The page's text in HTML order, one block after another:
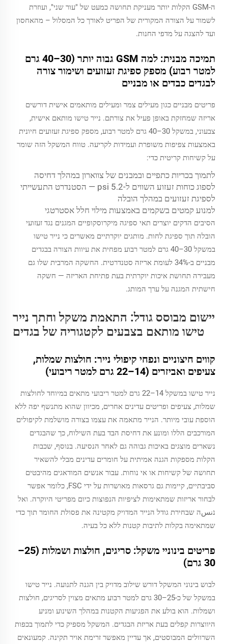
ה-GSM הקלות יותר מעניקת תחושה כמעט של "עור שני", ועוזרת
לשמור על הצורה המקורית של הפריט לאורך כל המסלול – מהאחסון
ועד להצגה על מדפי החנות.
תמיכה מבנית: למה GSM גבוה יותר (30–40 גרם
למטר רבוע) מספק ספיגת זעזועים ושימור צורה
לבגדים כבדים או מבניים
פריטים מבניים כגון מעילים צמר ומעילים מותאמים אישית דורשים
אריזה שמחזקת באופן פעיל את צורתם. נייר טישו מותאם אישית,
צבעוני, במשקל 30–40 גרם למטר רבוע, מספק ספיגת זעזועים חיונית
באמצעות צפיפות משופרת ועמידות לקריעה. טווח המשקל הזה שומר
על קשיחות קריטית כדי:
לתמוך בכריות כתפיים ובמבנים של צווארון במהלך דחיסה
לספוג כוחות זעזוע השווים ל-5.2 psi — הסטנדרט התעשייתי
לספיגת זעזועים במהלך הובלה
למנוע קמטים בשקמים באמצעות מילוי חלל אסטרטגי
הסיבים הדקים יוצרים תאי ספיגה מיקרוסקופיים המגנים נגד זעזועי
הובלה תוך ספיגת לחות. מותגים יוקרתיים מאשרים כי נייר טישו
במשקל 30–40 גרם למטר רבוע מפחית את עיוות הצורה בבגדים
מבניים ב-34% לעומת אריזה סטנדרטית. החשקה המרבית שלו גם
מעבירה תחושת איכות יוקרתית בעת פתיחת האריזה — חשקה
חישתית המגנה על ערך המותג.
יישום מבוסס גודל: התאמת משקל וחתך נייר
טישו מותאם בצבעים לקטגוריה של בגדים
קווים חיצוניים ונפחי קיפולי נייר: חולצות שמלות,
צעיפים ואביזרים (14–22 גרם למטר ריבועי)
נייר טישו במשקל 14–22 גרם למטר ריבועי מתאים במיוחד לחולצות
שמלות, צעיפים ופריטים עדינים אחרים, מכיוון שהוא מתנשף יפה ללא
הוספת עובי מיותר. הנייר מתאמה את עצמו בצורה מושלמת לקיפולים
המורכבים הללו ומונע את דחיסת הבד בעת השילוח, כך שהבגדים
נשארים מוצגים באיכות גבוהה גם לאחר הנסיעה. בנוסף, שכבות
הקלות מספקות הגנה אמיתית על חומרים עדינים מבלי להשאיר
תחושה של קשיחות או אי נוחות. עבור אנשים המודאגים מהיבטים
סביבתיים, קיימות גם גרסאות מאושרות על ידי FSC, כלומר אפשר
לבחור אריזות שמתאימות לציפיות הנפוצות כיום מפריטי היוקרה. ואל
נنسה שבחירת גודל הנייר המדויק מקטינה את פסולת החומר תוך כדי
שמתאימה בקלות לתיבות קטנות ללא כל בעיה.
פריטים בינוניי משקל: סריגים, חולצות ושמלות (25–
30 גרם)
לבוש בינוני המשקל דורש שילוב מדויק בין הגנה לתנועה. נייר טישו
במשקל של כ-25–30 גרם למטר רבוע מתאים מצוין לסריגים, חולצות
ושמלות. הוא בולע את הפגיעות הקטנות במהלך השינוע ומניע
היווצרות קפלים בעת אריזת הבגדים. המשקל מספיק כדי לתמוך בכפות
השרוולים המבוסטים, אך עדיין מאפשר זרימת אויר תקינה. קמעונאים